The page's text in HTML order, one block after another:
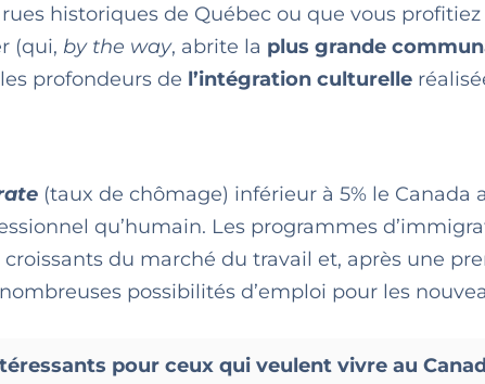
historiques de Québec ou que vous profitiez
(qui, by the way, abrite la plus grande
profondeurs de l’intégration culturelle
(taux de chômage) inférieur à 5% le Canada
qu’humain. Les programmes
du marché du travail et, après une
possibilités d’emploi pour les
pour ceux qui veulent vivre au